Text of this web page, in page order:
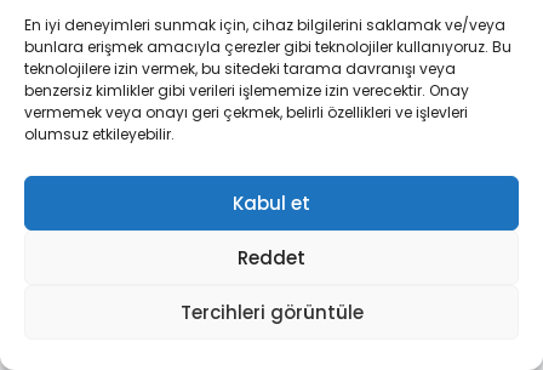
En iyi deneyimleri sunmak için, cihaz bilgilerini saklamak ve/veya
bunlara erişmek amacıyla çerezler gibi teknolojiler kullanıyoruz. Bu
teknolojilere izin vermek, bu sitedeki tarama davranışı veya
benzersiz kimlikler gibi verileri işlememize izin verecektir. Onay
vermemek veya onayı geri çekmek, belirli özellikleri ve işlevleri
olumsuz etkileyebilir.
Kabul et
Reddet
Tercihleri görüntüle
sahiptir.
Uyum
kontrolü
yapılmalıdır.
custom